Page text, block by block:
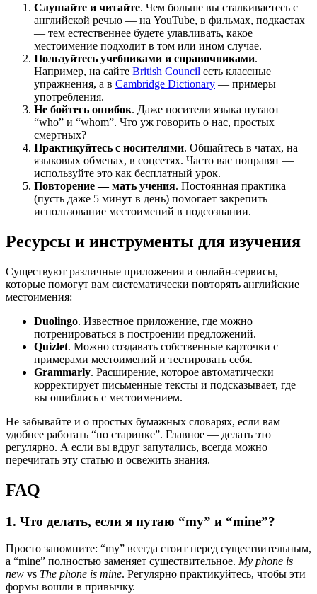
Слушайте и читайте. Чем больше вы сталкиваетесь с
английской речью — на YouTube, в фильмах, подкастах
— тем естественнее будете улавливать, какое
местоимение подходит в том или ином случае.
Пользуйтесь учебниками и справочниками.
Например, на сайте British Council есть классные
упражнения, а в Cambridge Dictionary — примеры
употребления.
Не бойтесь ошибок. Даже носители языка путают
“who” и “whom”. Что уж говорить о нас, простых
смертных?
Практикуйтесь с носителями. Общайтесь в чатах, на
языковых обменах, в соцсетях. Часто вас поправят —
используйте это как бесплатный урок.
Повторение — мать учения. Постоянная практика
(пусть даже 5 минут в день) помогает закрепить
использование местоимений в подсознании.
Ресурсы и инструменты для изучения
Существуют различные приложения и онлайн-сервисы,
которые помогут вам систематически повторять английские
местоимения:
Duolingo. Известное приложение, где можно
потренироваться в построении предложений.
Quizlet. Можно создавать собственные карточки с
примерами местоимений и тестировать себя.
Grammarly. Расширение, которое автоматически
корректирует письменные тексты и подсказывает, где
вы ошиблись с местоимением.
Не забывайте и о простых бумажных словарях, если вам
удобнее работать “по старинке”. Главное — делать это
регулярно. А если вы вдруг запутались, всегда можно
перечитать эту статью и освежить знания.
FAQ
1. Что делать, если я путаю “my” и “mine”?
Просто запомните: “my” всегда стоит перед существительным,
а “mine” полностью заменяет существительное. My phone is
new vs The phone is mine. Регулярно практикуйтесь, чтобы эти
формы вошли в привычку.